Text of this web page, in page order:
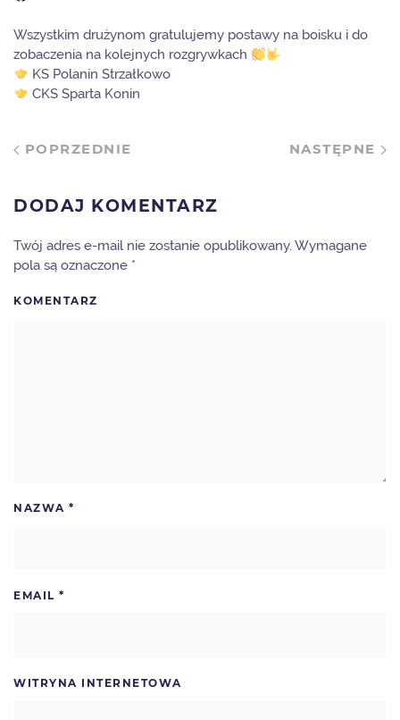
Wszystkim drużynom gratulujemy postawy na boisku i do
zobaczenia na kolejnych rozgrywkach
KS Polanin Strzałkowo
CKS Sparta Konin
POPRZEDNIE NASTĘPNE
DODAJ KOMENTARZ
Twój adres e-mail nie zostanie opublikowany. Wymagane
pola są oznaczone *
KOMENTARZ
NAZWA *
EMAIL *
WITRYNA INTERNETOWA